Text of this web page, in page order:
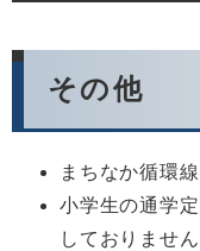
その他
まちなか循環
小学生の通学
しておりません